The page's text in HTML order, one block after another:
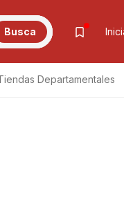
Busca
Departamentales